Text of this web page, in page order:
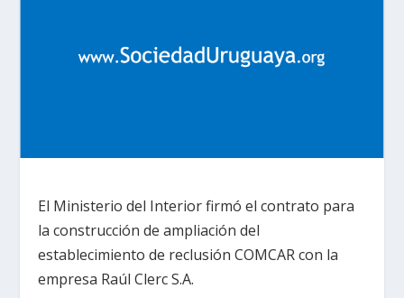
El Ministerio del Interior firmó el contrato para
la construcción de ampliación del
establecimiento de reclusión COMCAR con la
empresa Raúl Clerc S.A.